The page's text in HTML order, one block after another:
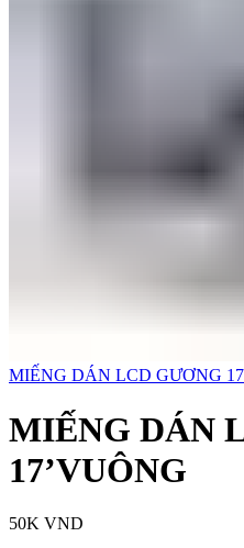
MIẾNG DÁN LCD GƯƠNG
MIẾNG DÁN
17’VUÔNG
50K VND